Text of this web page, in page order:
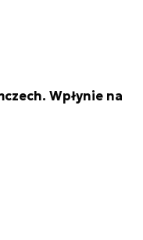
Wpłynie na